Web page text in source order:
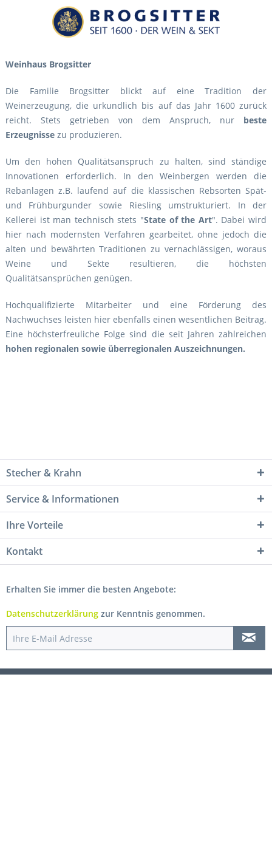
Weinhaus Brogsitter
Die Familie Brogsitter blickt auf eine Tradition der
Weinerzeugung, die urkundlich bis auf das Jahr 1600 zurück
reicht. Stets getrieben von dem Anspruch, nur beste
Erzeugnissezu produzieren.
Um den hohen Qualitätsanspruch zu halten, sind ständige
Innovationen erforderlich. In den Weinbergen werden die
Rebanlagen z.B. laufend auf die klassischen Rebsorten Spät-
und Frühburgunder sowie Riesling umstrukturiert. In der
Kellerei ist man technisch stets "State of the Art". Dabei wird
hier nach modernsten Verfahren gearbeitet, ohne jedoch die
alten und bewährten Traditionen zu vernachlässigen, woraus
Weine und Sekte resultieren, die höchsten
Qualitätsansprüchen genügen.
Hochqualifizierte Mitarbeiter und eine Förderung des
Nachwuchses leisten hier ebenfalls einen wesentlichen Beitrag.
Eine höchsterfreuliche Folge sind die seit Jahren zahlreichen
hohen regionalen sowie überregionalen Auszeichnungen.
Stecher & Krahn
Service & Informationen
Ihre Vorteile
Kontakt
Erhalten Sie immer die besten Angebote:
Datenschutzerklärung zur Kenntnis genommen.